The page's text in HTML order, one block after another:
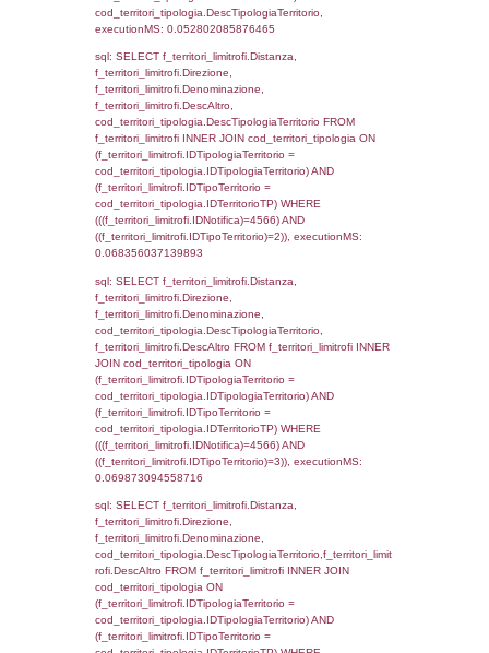
el_regioni_1.IstRegione where
executionMS: 0.00058794021606445
sql: SELECT a2p.Cognome, a2p.Nome
a2_ruolipersonale a2rp INNER JOIN
a2rp.IDPersonale = a2p.IDPersonale
(((a2p.IDNotifica)=4566) AND
executionMS: 0.0032548904418945
sql: SELECT a2p.Cognome, a2p.Nome
a2_ruolipersonale a2rp INNER JOIN
(((a2p.IDNotifica)=4566) AND
executionMS: 0.0025959014892578
sql: SELECT cod_ipa_aoo.des_amm,
d1_controlli.UntAmmTerr,
d1_controlli.Regione, d1_controlli.Provincia,
d1_controlli.Comune, d1_controlli.Via,
d1_controlli.Email, d1_controlli.Pec FROM
d1_controlli.UntAmmTerr where
executionMS: 0.022017955780029
sql: SELECT * FROM d2_autorizzazioni
IDNotifica=4566, executionMS: